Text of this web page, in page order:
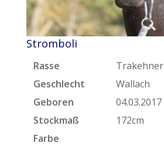
Stromboli
Rasse
Trakehner
Geschlecht
Wallach
Geboren
04.03.2017
Stockmaß
172cm
Farbe